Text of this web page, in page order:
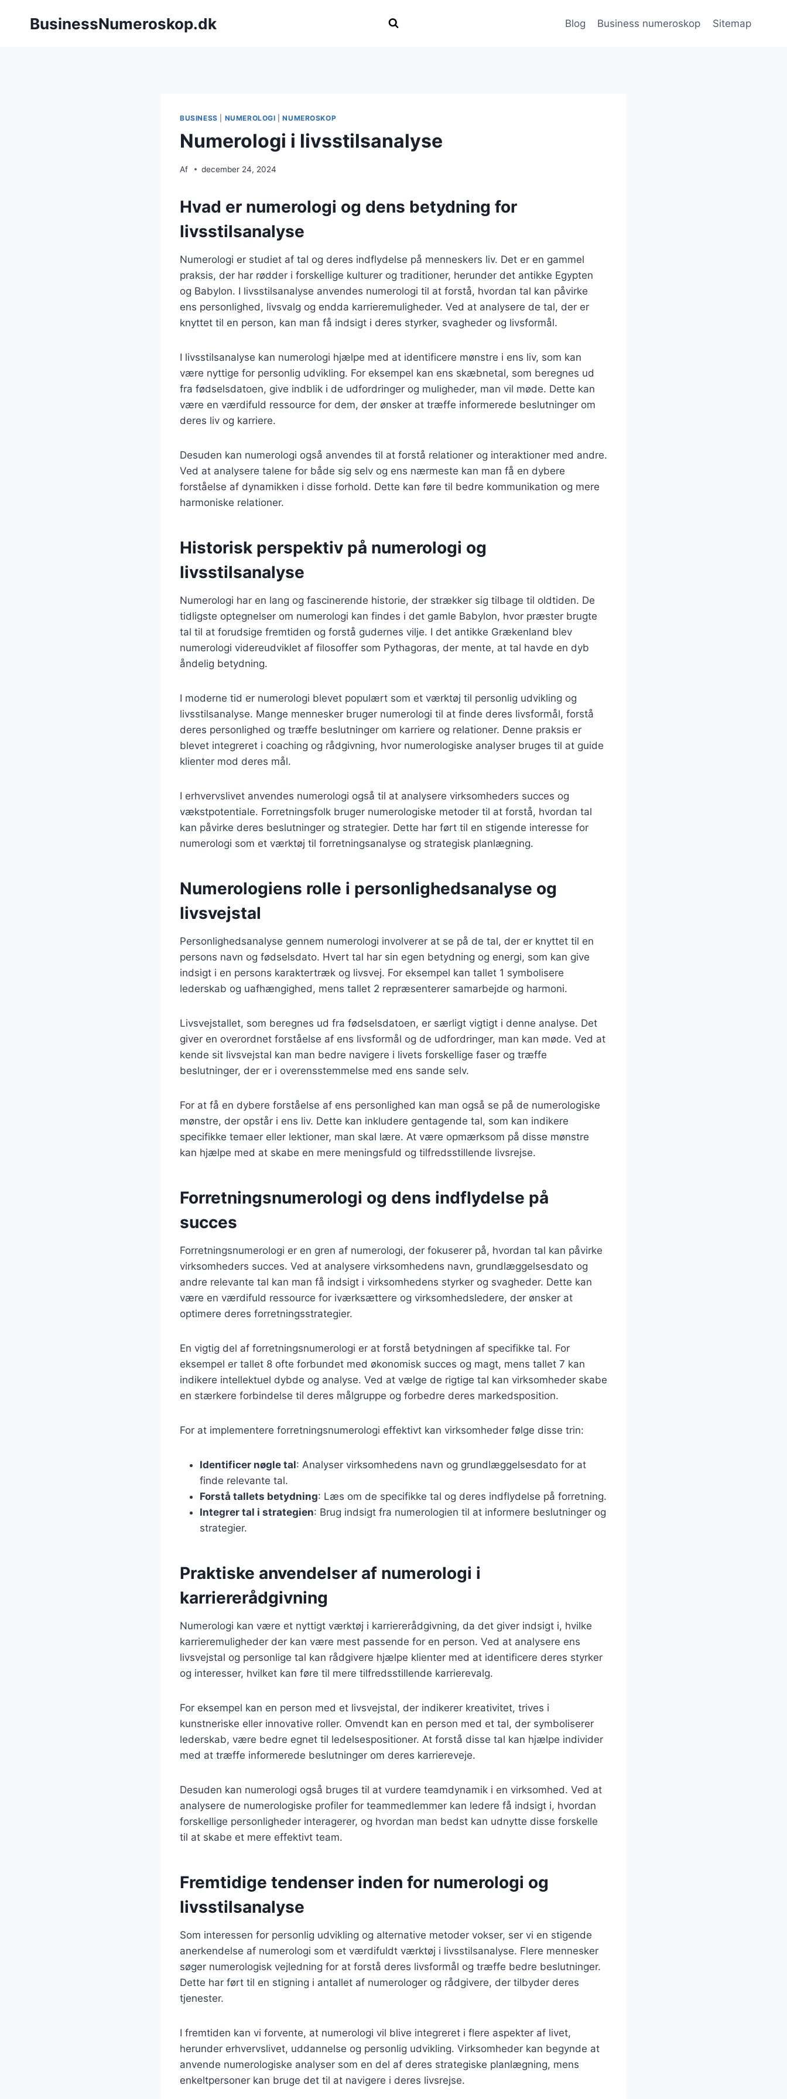
BusinessNumeroskop.dk Blog Business numeroskop Sitemap
BUSINESS NUMEROLOGI |NUMEROSKOP
Numerologi i livsstilsanalyse
Af december 24, 2024
Hvad er numerologi og dens betydning for
livsstilsanalyse
Numerologi er studiet af tal og deres indflydelse på menneskers liv. Det er en gammel
praksis, der har rødder i forskellige kulturer og traditioner, herunder det antikke Egypten
og Babylon. I livsstilsanalyse anvendes numerologi til at forstå, hvordan tal kan påvirke
ens personlighed, livsvalg og endda karrieremuligheder. Ved at analysere de tal, der er
knyttet til en person, kan man få indsigt i deres styrker, svagheder og livsformål.
I livsstilsanalyse kan numerologi hjælpe med at identificere mønstre i ens liv, som kan
være nyttige for personlig udvikling. For eksempel kan ens skæbnetal, som beregnes ud
fra fødselsdatoen, give indblik i de udfordringer og muligheder, man vil møde. Dette kan
være en værdifuld ressource for dem, der ønsker at træffe informerede beslutninger om
deres liv og karriere.
Desuden kan numerologi også anvendes til at forstå relationer og interaktioner med andre.
Ved at analysere talene for både sig selv og ens nærmeste kan man få en dybere
forståelse af dynamikken i disse forhold. Dette kan føre til bedre kommunikation og mere
harmoniske relationer.
Historisk perspektiv på numerologi og
livsstilsanalyse
Numerologi har en lang og fascinerende historie, der strækker sig tilbage til oldtiden. De
tidligste optegnelser om numerologi kan findes i det gamle Babylon, hvor præster brugte
tal til at forudsige fremtiden og forstå gudernes vilje. I det antikke Grækenland blev
numerologi videreudviklet af filosoffer som Pythagoras, der mente, at tal havde en dyb
åndelig betydning.
I moderne tid er numerologi blevet populært som et værktøj til personlig udvikling og
livsstilsanalyse. Mange mennesker bruger numerologi til at finde deres livsformål, forstå
deres personlighed og træffe beslutninger om karriere og relationer. Denne praksis er
blevet integreret i coaching og rådgivning, hvor numerologiske analyser bruges til at guide
klienter mod deres mål.
I erhvervslivet anvendes numerologi også til at analysere virksomheders succes og
vækstpotentiale. Forretningsfolk bruger numerologiske metoder til at forstå, hvordan tal
kan påvirke deres beslutninger og strategier. Dette har ført til en stigende interesse for
numerologi som et værktøj til forretningsanalyse og strategisk planlægning.
Numerologiens rolle i personlighedsanalyse og
livsvejstal
Personlighedsanalyse gennem numerologi involverer at se på de tal, der er knyttet til en
persons navn og fødselsdato. Hvert tal har sin egen betydning og energi, som kan give
indsigt i en persons karaktertræk og livsvej. For eksempel kan tallet 1 symbolisere
lederskab og uafhængighed, mens tallet 2 repræsenterer samarbejde og harmoni.
Livsvejstallet, som beregnes ud fra fødselsdatoen, er særligt vigtigt i denne analyse. Det
giver en overordnet forståelse af ens livsformål og de udfordringer, man kan møde. Ved at
kende sit livsvejstal kan man bedre navigere i livets forskellige faser og træffe
beslutninger, der er i overensstemmelse med ens sande selv.
For at få en dybere forståelse af ens personlighed kan man også se på de numerologiske
mønstre, der opstår i ens liv. Dette kan inkludere gentagende tal, som kan indikere
specifikke temaer eller lektioner, man skal lære. At være opmærksom på disse mønstre
kan hjælpe med at skabe en mere meningsfuld og tilfredsstillende livsrejse.
Forretningsnumerologi og dens indflydelse på
succes
Forretningsnumerologi er en gren af numerologi, der fokuserer på, hvordan tal kan påvirke
virksomheders succes. Ved at analysere virksomhedens navn, grundlæggelsesdato og
andre relevante tal kan man få indsigt i virksomhedens styrker og svagheder. Dette kan
være en værdifuld ressource for iværksættere og virksomhedsledere, der ønsker at
optimere deres forretningsstrategier.
En vigtig del af forretningsnumerologi er at forstå betydningen af specifikke tal. For
eksempel er tallet 8 ofte forbundet med økonomisk succes og magt, mens tallet 7 kan
indikere intellektuel dybde og analyse. Ved at vælge de rigtige tal kan virksomheder skabe
en stærkere forbindelse til deres målgruppe og forbedre deres markedsposition.
For at implementere forretningsnumerologi effektivt kan virksomheder følge disse trin:
Identificer nøgle tal: Analyser virksomhedens navn og grundlæggelsesdato for at
finde relevante tal.
Forstå tallets betydning: Læs om de specifikke tal og deres indflydelse på forretning.
Integrer tal i strategien: Brug indsigt fra numerologien til at informere beslutninger og
strategier.
Praktiske anvendelser af numerologi i
karriererådgivning
Numerologi kan være et nyttigt værktøj i karriererådgivning, da det giver indsigt i, hvilke
karrieremuligheder der kan være mest passende for en person. Ved at analysere ens
livsvejstal og personlige tal kan rådgivere hjælpe klienter med at identificere deres styrker
og interesser, hvilket kan føre til mere tilfredsstillende karrierevalg.
For eksempel kan en person med et livsvejstal, der indikerer kreativitet, trives i
kunstneriske eller innovative roller. Omvendt kan en person med et tal, der symboliserer
lederskab, være bedre egnet til ledelsespositioner. At forstå disse tal kan hjælpe individer
med at træffe informerede beslutninger om deres karriereveje.
Desuden kan numerologi også bruges til at vurdere teamdynamik i en virksomhed. Ved at
analysere de numerologiske profiler for teammedlemmer kan ledere få indsigt i, hvordan
forskellige personligheder interagerer, og hvordan man bedst kan udnytte disse forskelle
til at skabe et mere effektivt team.
Fremtidige tendenser inden for numerologi og
livsstilsanalyse
Som interessen for personlig udvikling og alternative metoder vokser, ser vi en stigende
anerkendelse af numerologi som et værdifuldt værktøj i livsstilsanalyse. Flere mennesker
søger numerologisk vejledning for at forstå deres livsformål og træffe bedre beslutninger.
Dette har ført til en stigning i antallet af numerologer og rådgivere, der tilbyder deres
tjenester.
I fremtiden kan vi forvente, at numerologi vil blive integreret i flere aspekter af livet,
herunder erhvervslivet, uddannelse og personlig udvikling. Virksomheder kan begynde at
anvende numerologiske analyser som en del af deres strategiske planlægning, mens
enkeltpersoner kan bruge det til at navigere i deres livsrejse.